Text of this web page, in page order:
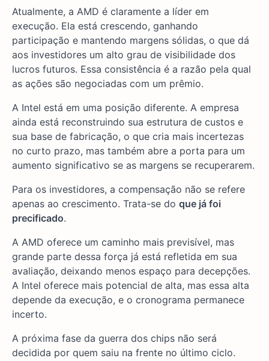
Atualmente, a AMD é claramente a líder em
execução. Ela está crescendo, ganhando
participação e mantendo margens sólidas, o que dá
aos investidores um alto grau de visibilidade dos
lucros futuros. Essa consistência é a razão pela qual
as ações são negociadas com um prêmio.
A Intel está em uma posição diferente. A empresa
ainda está reconstruindo sua estrutura de custos e
sua base de fabricação, o que cria mais incertezas
no curto prazo, mas também abre a porta para um
aumento significativo se as margens se recuperarem.
Para os investidores, a compensação não se refere
apenas ao crescimento. Trata-se do que já foi
precificado.
A AMD oferece um caminho mais previsível, mas
grande parte dessa força já está refletida em sua
avaliação, deixando menos espaço para decepções.
A Intel oferece mais potencial de alta, mas essa alta
depende da execução, e o cronograma permanece
incerto.
A próxima fase da guerra dos chips não será
decidida por quem saiu na frente no último ciclo.